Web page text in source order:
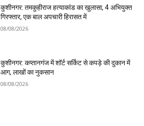
कुशीनगर: तमकुहीराज हत्याकांड का खुलासा, 4 अभियुक्त
गिरफ्तार, एक बाल अपचारी हिरासत में
08/08/2026
कुशीनगर: कप्तानगंज में शॉर्ट सर्किट से कपड़े की दुकान में
आग, लाखों का नुकसान
08/08/2026